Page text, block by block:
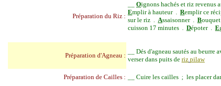
Préparation du Riz :
Oignons hachés et riz revenus
Emplir à hauteur . Remplir ce
sur le riz . Assaisonner . B
cuisson 17 minutes . Dépoter . E
Préparation d'Agneau :
Dés d'agneau sautés au
verser dans puits de riz pilaw
Préparation de Cailles : Cuire les cailles ; les placer